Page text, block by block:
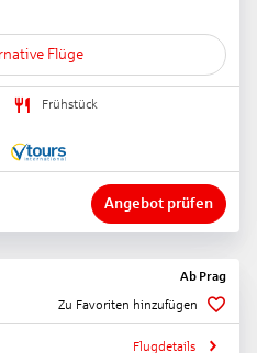
Flüge
Frühstück
Angebot prüfen
Ab Prag
Zu Favoriten hinzufügen
Flugdetails